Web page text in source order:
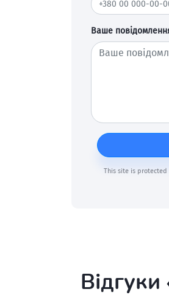
Ваше
This site is protected